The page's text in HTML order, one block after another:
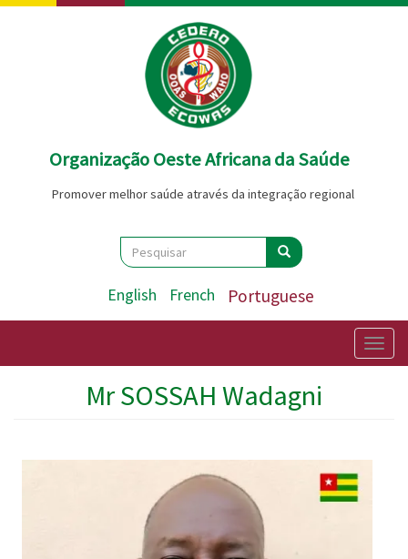
Passar
Organização Oeste Africana da Saúde
Promover melhor saúde através da integração regional
Search
Pesquisar Pesquisar
English French Portuguese
Mr SOSSAH Wadagni